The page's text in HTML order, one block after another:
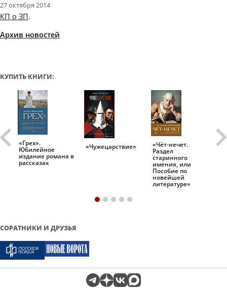
27 октября 2014
КП о ЗП.
Архив новостей
КУПИТЬ КНИГИ:
«Грех».
Юбилейное
издание романа в
рассказах
«Чужецарствие» «Чёт-нечет.
Раздел
старинного
имения, или
Пособие по
новейшей
литературе»
СОРАТНИКИ И ДРУЗЬЯ